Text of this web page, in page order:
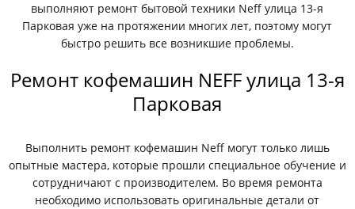
выполняют ремонт бытовой техники Neff улица 13-я
Парковая уже на протяжении многих лет, поэтому могут
быстро решить все возникшие проблемы.
Ремонт кофемашин NEFF улица 13-я
Парковая
Выполнить ремонт кофемашин Neff могут только лишь
опытные мастера, которые прошли специальное обучение и
сотрудничают с производителем. Во время ремонта
необходимо использовать оригинальные детали от